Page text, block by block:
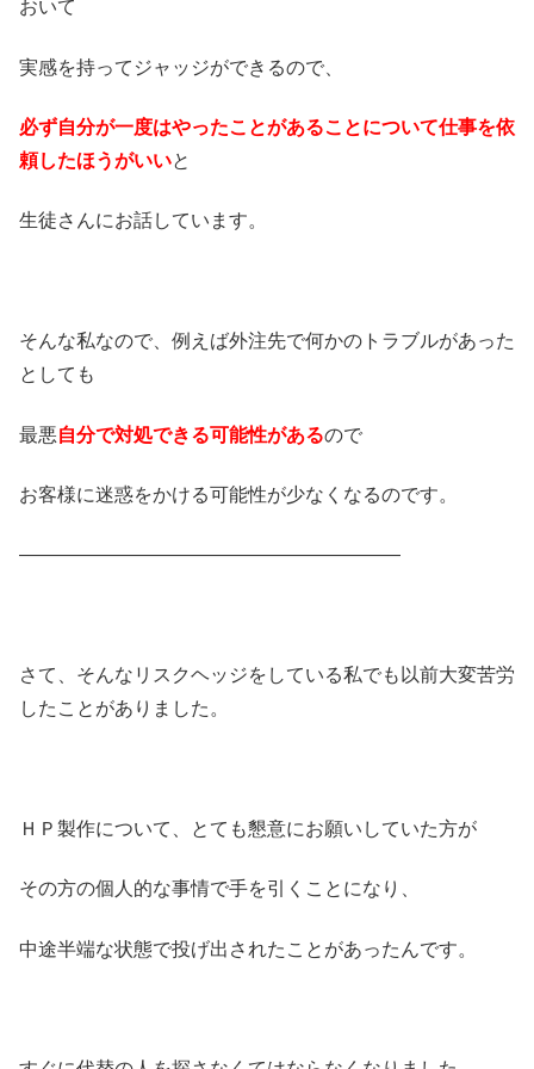
おいて
実感を持ってジャッジができるので、
必ず自分が一度はやったことがあることについて仕事を依
頼したほうがいいと
生徒さんにお話しています。
そんな私なので、例えば外注先で何かのトラブルがあった
としても
最悪自分で対処できる可能性があるので
お客様に迷惑をかける可能性が少なくなるのです。
————————————————————
さて、そんなリスクヘッジをしている私でも以前大変苦労
したことがありました。
ＨＰ製作について、とても懇意にお願いしていた方が
その方の個人的な事情で手を引くことになり、
中途半端な状態で投げ出されたことがあったんです。